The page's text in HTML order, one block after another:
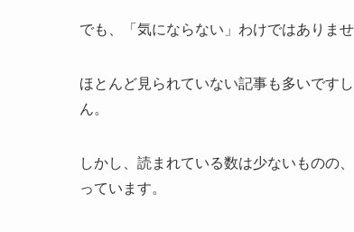
でも、「気にならない」わけではありま
ほとんど見られていない記事も多いです
ん。
しかし、読まれている数は少ないものの
っています。